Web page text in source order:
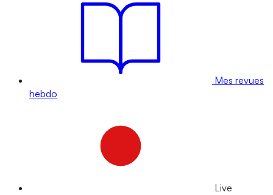
Mes revues
hebdo
Live